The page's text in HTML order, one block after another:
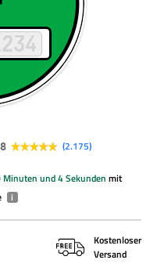
2.175
Minuten und 4 Sekunden mit
i
Kostenloser
Versand